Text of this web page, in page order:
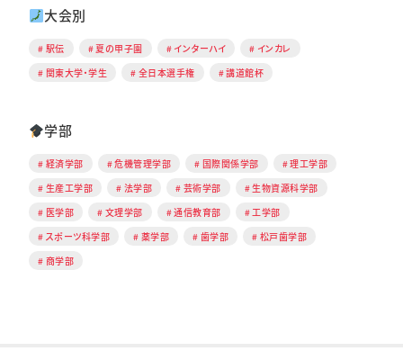
大会別
駅伝 夏の甲子園 インターハイ
インカレ
関東大学・学生
全日本選手権 講道館杯
学部
経済学部 危機管理学部 国際関係学部
理工学部
生産工学部
法学部 芸術学部
生物資源科学部
医学部
文理学部 通信教育部
工学部
スポーツ科学部
薬学部 歯学部
松戸歯学部
商学部